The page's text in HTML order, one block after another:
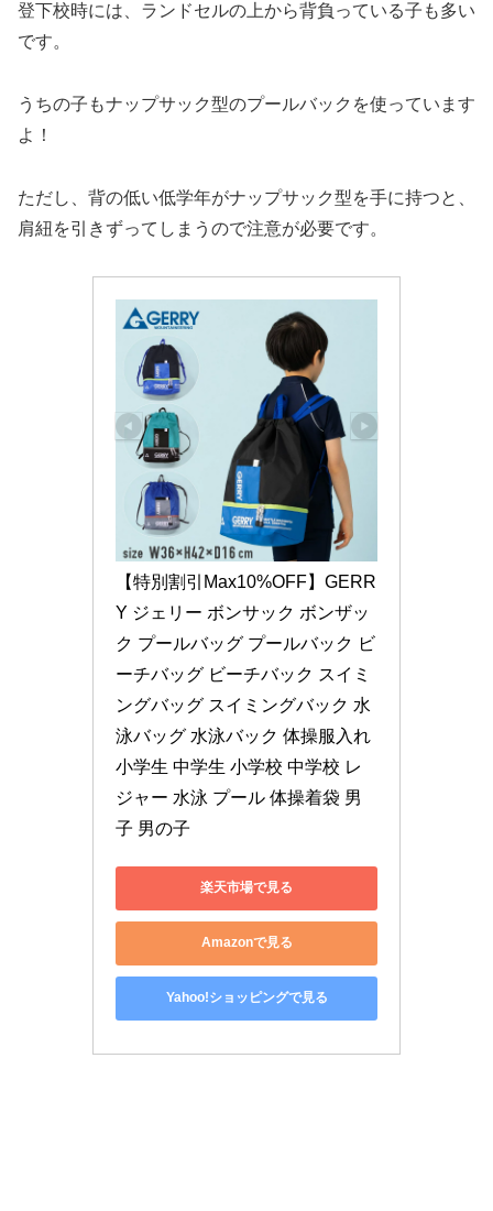
登下校時には、ランドセルの上から背負っている子も多い
です。
うちの子もナップサック型のプールバックを使っています
よ！
ただし、背の低い低学年がナップサック型を手に持つと、
肩紐を引きずってしまうので注意が必要です。
【特別割引Max10%OFF】GERR
Y ジェリー ボンサック ボンザッ
ク プールバッグ プールバック ビ
ーチバッグ ビーチバック スイミ
ングバッグ スイミングバック 水
泳バッグ 水泳バック 体操服入れ
小学生 中学生 小学校 中学校 レ
ジャー 水泳 プール 体操着袋 男
子 男の子
楽天市場で見る
Amazonで見る
Yahoo!ショッピングで見る